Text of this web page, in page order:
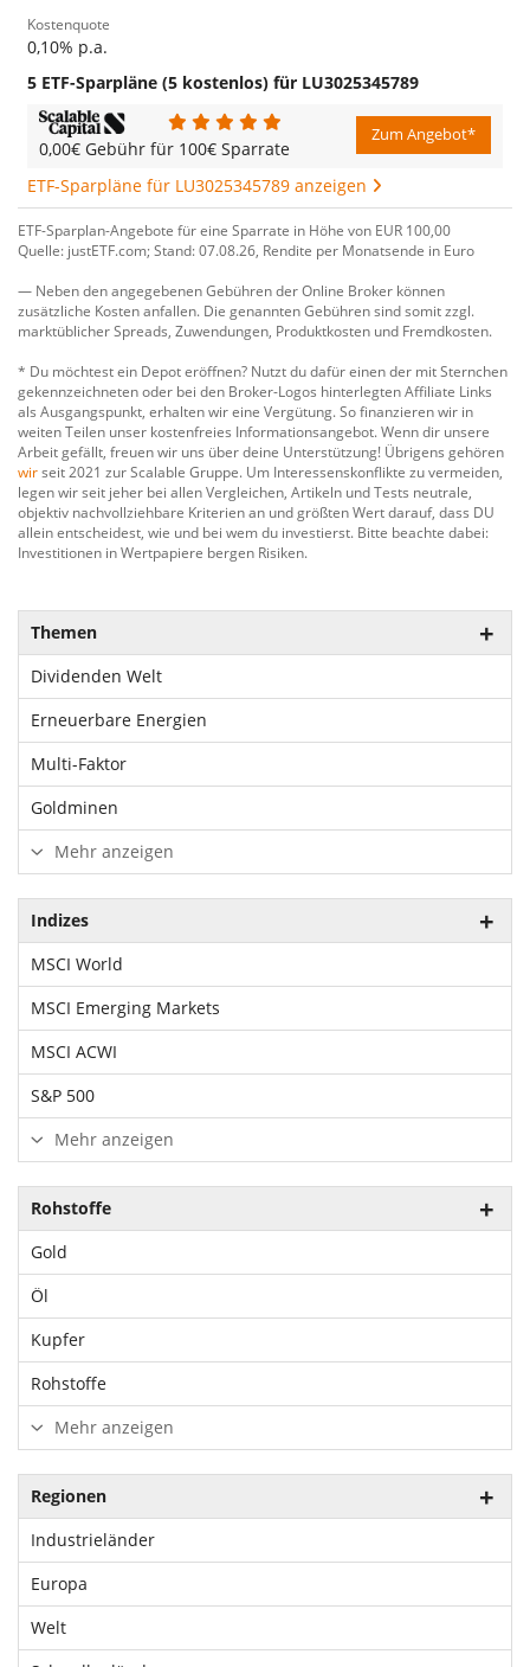
Kostenquote
0,10% p.a.
5 ETF-Sparpläne (5 kostenlos) für LU3025345789
0,00€ Gebühr für 100€ Sparrate
Zum Angebot*
ETF-Sparpläne für LU3025345789 anzeigen
ETF-Sparplan-Angebote für eine Sparrate in Höhe von EUR 100,00
Quelle: justETF.com; Stand: 07.08.26, Rendite per Monatsende in Euro
— Neben den angegebenen Gebühren der Online Broker können
zusätzliche Kosten anfallen. Die genannten Gebühren sind somit zzgl.
marktüblicher Spreads, Zuwendungen, Produktkosten und Fremdkosten.
* Du möchtest ein Depot eröffnen? Nutzt du dafür einen der mit Sternchen
gekennzeichneten oder bei den Broker-Logos hinterlegten Affiliate Links
als Ausgangspunkt, erhalten wir eine Vergütung. So finanzieren wir in
weiten Teilen unser kostenfreies Informationsangebot. Wenn dir unsere
Arbeit gefällt, freuen wir uns über deine Unterstützung! Übrigens gehören
wirseit 2021 zur Scalable Gruppe. Um Interessenskonflikte zu vermeiden,
legen wir seit jeher bei allen Vergleichen, Artikeln und Tests neutrale,
objektiv nachvollziehbare Kriterien an und größten Wert darauf, dass DU
allein entscheidest, wie und bei wem du investierst. Bitte beachte dabei:
Investitionen in Wertpapiere bergen Risiken.
Themen
Dividenden Welt
Erneuerbare Energien
Multi-Faktor
Goldminen
Mehr anzeigen
Indizes
MSCI World
MSCI Emerging Markets
MSCI ACWI
S&P 500
Mehr anzeigen
Rohstoffe
Gold
Öl
Kupfer
Rohstoffe
Mehr anzeigen
Regionen
Industrieländer
Europa
Welt